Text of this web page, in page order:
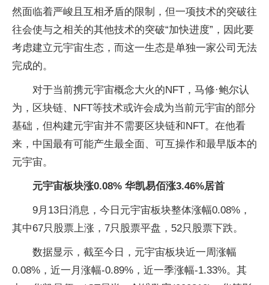
然面临着严峻且互相矛盾的限制，但一项技术的突破往
往会使与之相关的其他技术的突破“加快进度”，因此要
考虑建立元宇宙生态，而这一生态是单独一家公司无法
完成的。
对于当前携元宇宙概念大火的NFT，马修·鲍尔认
为，区块链、NFT等技术或许会成为当前元宇宙的部分
基础，但构建元宇宙并不需要区块链和NFT。在他看
来，中国最有可能产生最全面、可互操作和最早版本的
元宇宙。
元宇宙板块涨0.08% 华凯易佰涨3.46%居首
9月13日消息，今日元宇宙板块整体涨幅0.08%，
其中67只股票上涨，7只股票平盘，52只股票下跌。
数据显示，截至今日，元宇宙板块近一周涨幅
0.08%，近一月涨幅-0.89%，近一季涨幅-1.33%。其